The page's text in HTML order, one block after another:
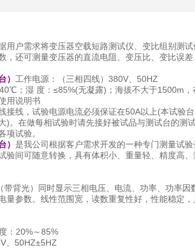
用户需求将变压器空载短路测试仪、变比组别测
，还可测量变压器的直流电阻、变压比、变比误
） 工作电源：（三相四线）380V、50HZ
；湿 度：≤85%(无凝露)；海拔不大于1500m，
用说明书
接线，试验电源电流必须保证在50A以上(本试验
)。在做每相试验时请先接好被试品与测试台的
项试验。
） 是我公司根据客户需求开发的一种专门测量试
验间可随意转换，具有体积小、重量轻、精度高
背光）同时显示三相电压、电流、功率、功率因
量参数。线性范围宽，读数重复性好，性能稳定
：20%～85%
、50HZ±5HZ